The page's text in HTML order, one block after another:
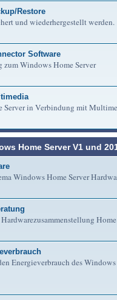
Restore
und wiederhergestellt werden.
Software
Windows Home Server
Server in Verbindung mit
Home Server V1 und
Windows Home Server
Energieverbrauch des Windows